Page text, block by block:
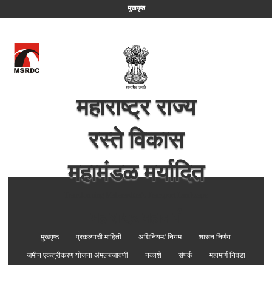
मुखपृष्ठ
महाराष्ट्र राज्य
रस्ते विकास
महामंडळ मर्यादित
मुखपृष्ठ प्रकल्पाची माहिती अधिनियम/ नियम शासन निर्णय
जमीन एकत्रीकरण योजना अंमलबजावणी नकाशे संपर्क महामार्ग निवडा